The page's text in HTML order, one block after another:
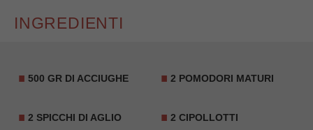
INGREDIENTI
500 GR DI ACCIUGHE 2 POMODORI MATURI
2 SPICCHI DI AGLIO 2 CIPOLLOTTI